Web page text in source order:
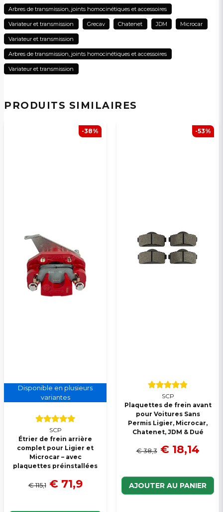
PRODUITS SIMILAIRES
Disponible en plusieurs
variantes
SCP
Étrier de frein arrière
complet pour Ligier et
Microcar – avec
plaquettes préinstallées
€ 115,1 € 71,9
-38%
SCP
Plaquettes de frein avant
pour Voitures Sans
Permis Ligier, Microcar,
Chatenet, JDM & Dué
€ 38,3 € 18,14
AJOUTER AU PANIER
-53%
Veuillez envoyer une question
Arbres de transmission, joints homocinétiques et accessoires
Variateur et transmission Grecav Chatenet JDM Microcar
Variateur et transmission
Arbres de transmission, joints homocinétiques et accessoires
Variateur et transmission